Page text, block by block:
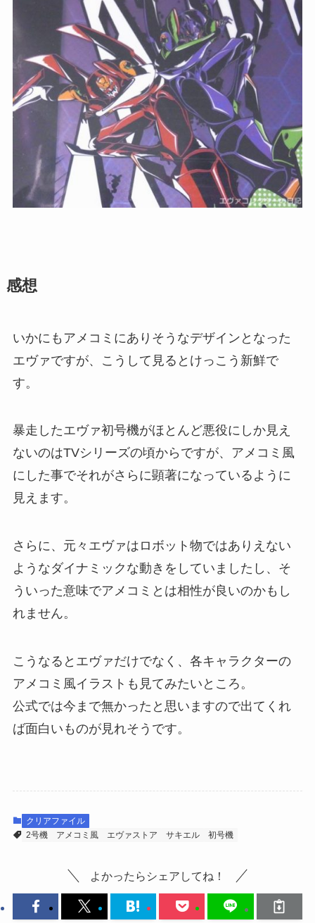
感想
いかにもアメコミにありそうなデザインとなった
エヴァですが、こうして見るとけっこう新鮮で
す。
暴走したエヴァ初号機がほとんど悪役にしか見え
ないのはTVシリーズの頃からですが、アメコミ風
にした事でそれがさらに顕著になっているように
見えます。
さらに、元々エヴァはロボット物ではありえない
ようなダイナミックな動きをしていましたし、そ
ういった意味でアメコミとは相性が良いのかもし
れません。
こうなるとエヴァだけでなく、各キャラクターの
アメコミ風イラストも見てみたいところ。
公式では今まで無かったと思いますので出てくれ
ば面白いものが見れそうです。
クリアファイル
2号機
アメコミ風 エヴァストア サキエル 初号機
よかったらシェアしてね！